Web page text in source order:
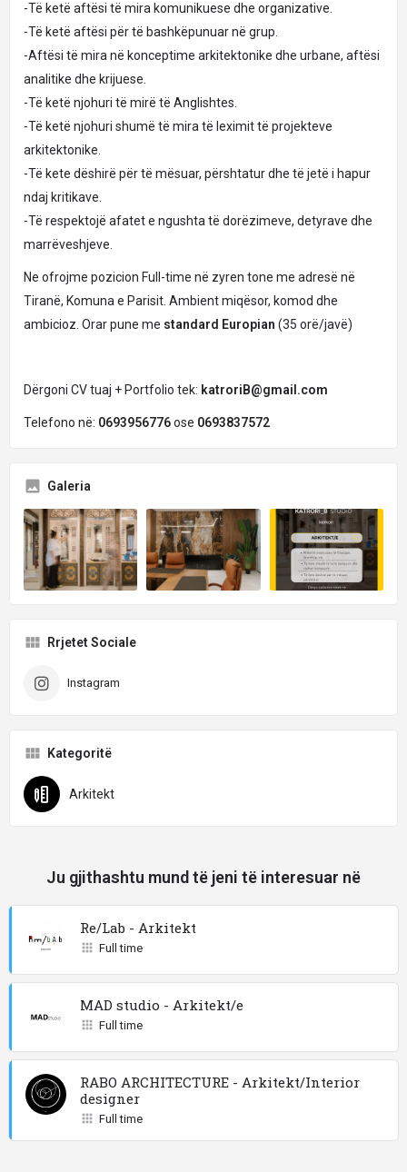
-Të ketë aftësi të mira komunikuese dhe organizative.
-Të ketë aftësi për të bashkëpunuar në grup.
-Aftësi të mira në konceptime arkitektonike dhe urbane, aftësi
analitike dhe krijuese.
-Të ketë njohuri të mirë të Anglishtes.
-Të ketë njohuri shumë të mira të leximit të projekteve
arkitektonike.
-Të kete dëshirë për të mësuar, përshtatur dhe të jetë i hapur
ndaj kritikave.
-Të respektojë afatet e ngushta të dorëzimeve, detyrave dhe
marrëveshjeve.
Ne ofrojme pozicion Full-time në zyren tone me adresë në
Tiranë, Komuna e Parisit. Ambient miqësor, komod dhe
ambicioz. Orar pune me standard Europian (35 orë/javë)
Dërgoni CV tuaj + Portfolio tek: katroriB@gmail.com
Telefono në: 0693956776ose 0693837572
Galeria
Rrjetet Sociale
Instagram
Kategoritë
Arkitekt
Ju gjithashtu mund të jeni të interesuar në
Re/Lab - Arkitekt
Full time
MAD studio - Arkitekt/e
Full time
RABO ARCHITECTURE - Arkitekt/Interior
designer
Full time